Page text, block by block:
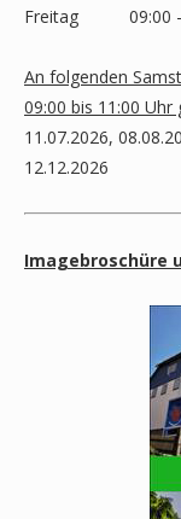
Freitag
09:00
An folgenden
09:00 bis 11:00 Uhr
11.07.2026,
12.12.2026
Imagebroschüre